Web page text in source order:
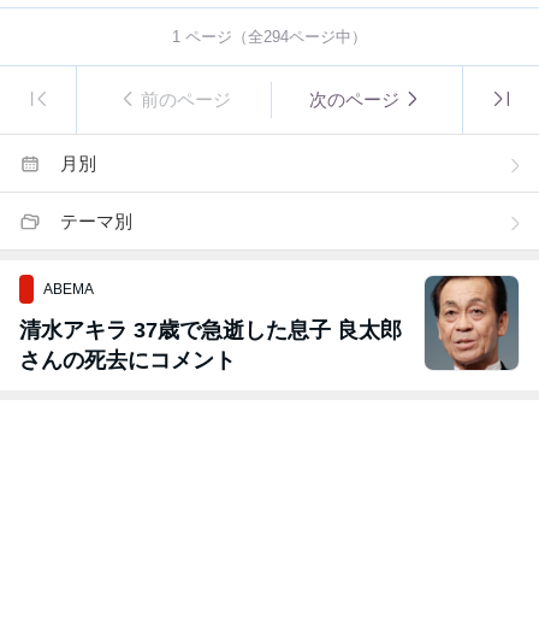
1 ページ（全294ページ中）
前のページ 次のページ
月別
テーマ別
ABEMA
清水アキラ 37歳で急逝した息子 良太郎
さんの死去にコメント